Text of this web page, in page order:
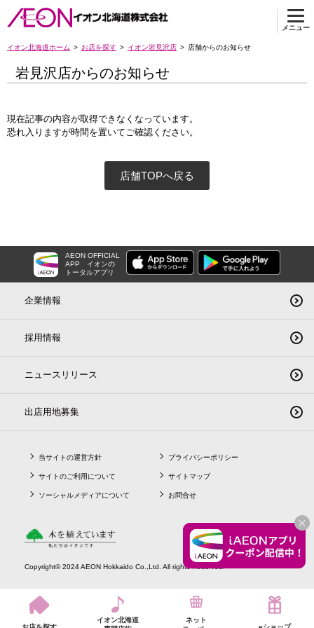
メニュー
イオン北海道ホーム お店を探す イオン岩見沢店 店舗からのお知らせ
岩見沢店からのお知らせ
現在記事の内容が取得できなくなっています。
恐れ入りますが時間を置いてご確認ください。
店舗TOPへ戻る
AEON OFFICIAL
APP
イオンの
トータルアプリ
企業情報
採用情報
ニュースリリース
出店用地募集
当サイトの運営方針
サイトのご利用について
ソーシャルメディアについて
プライバシーポリシー
サイトマップ
お問合せ
Copyright© 2024 AEON Hokkaido Co.,Ltd. All rights Reserved.
イオン北海道
ネット